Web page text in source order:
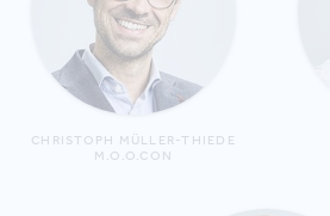
CHRISTOPH MÜLLER-THIEDE
M.O.O.CON